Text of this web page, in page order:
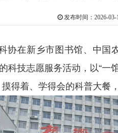
发布时间：2026-
在新乡市图书馆、中国
科技志愿服务活动，以“
得着、学得会的科普大餐